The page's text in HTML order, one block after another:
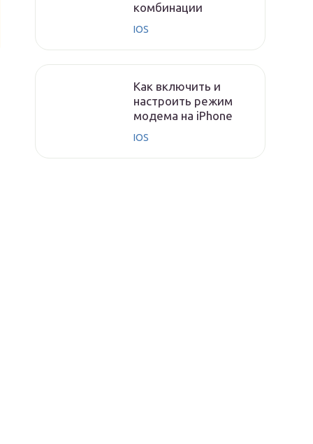
комбинации
IOS
Как включить и
настроить режим
модема на iPhone
IOS